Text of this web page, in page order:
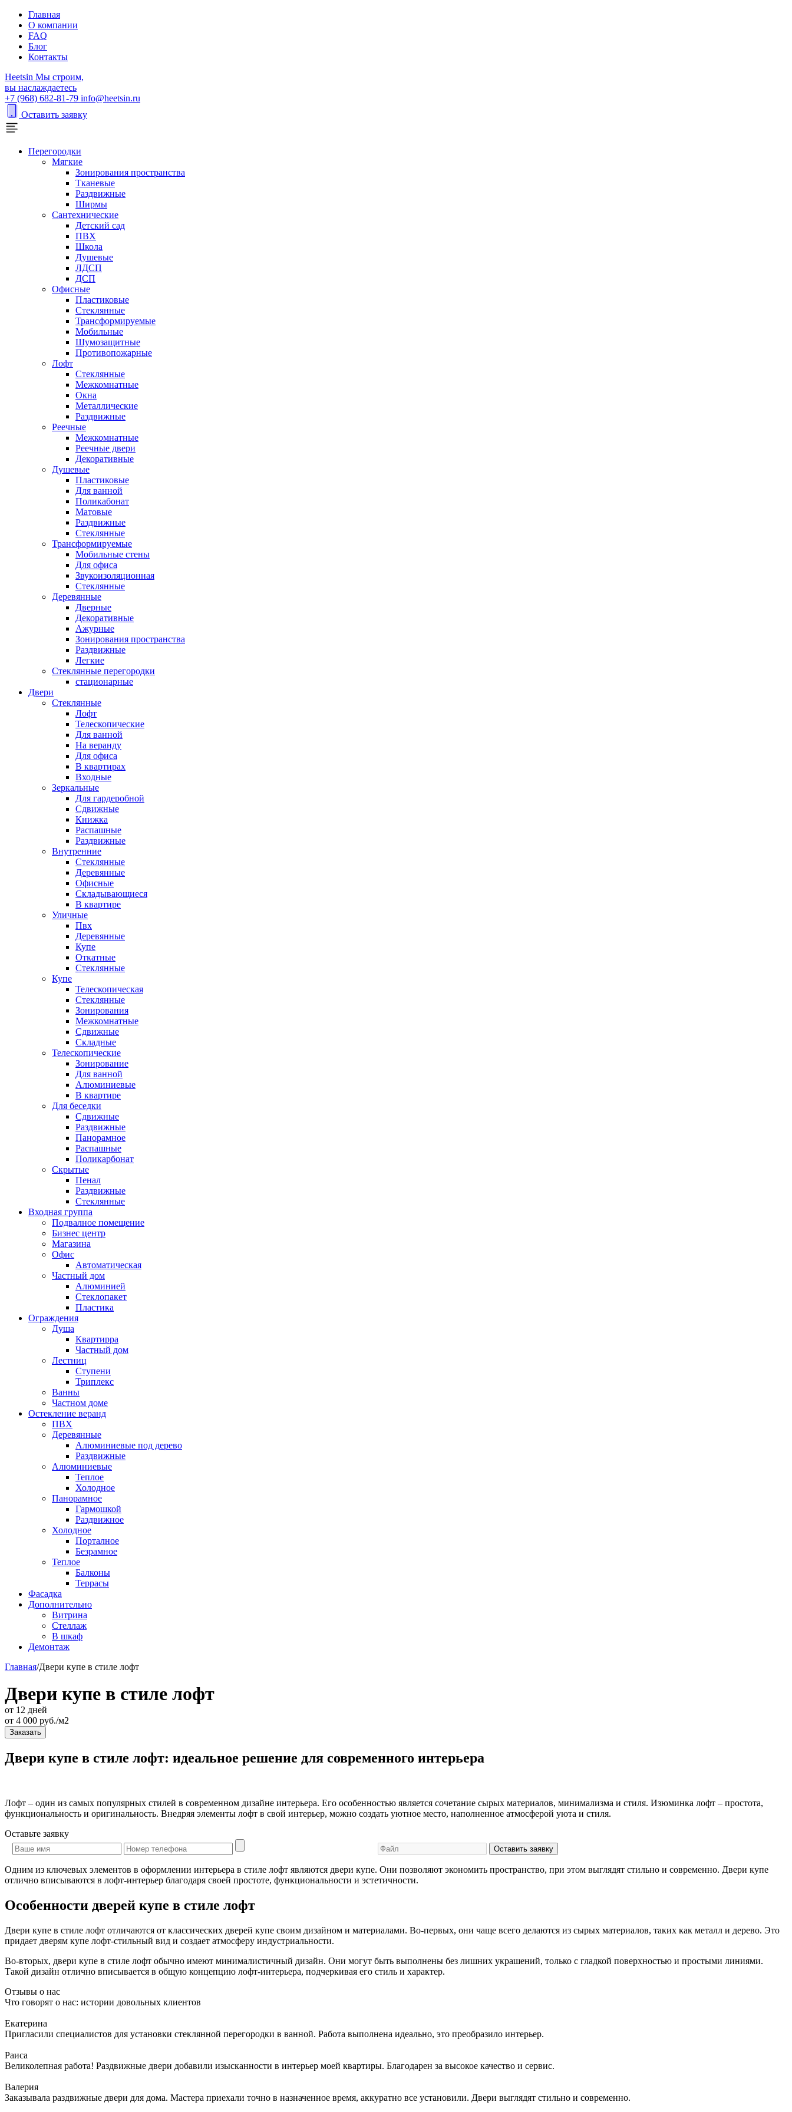
Главная
О компании
FAQ
Блог
Контакты
Heetsin Мы строим,
вы наслаждаетесь
+7 (968) 682-81-79 info@heetsin.ru
Оставить заявку
Перегородки
Мягкие
Зонирования пространства
Тканевые
Раздвижные
Ширмы
Сантехнические
Детский сад
ПВХ
Школа
Душевые
ЛДСП
ДСП
Офисные
Пластиковые
Стеклянные
Трансформируемые
Мобильные
Шумозащитные
Противопожарные
Лофт
Стеклянные
Межкомнатные
Окна
Металлические
Раздвижные
Реечные
Межкомнатные
Реечные двери
Декоративные
Душевые
Пластиковые
Для ванной
Поликабонат
Матовые
Раздвижные
Стеклянные
Трансформируемые
Мобильные стены
Для офиса
Звукоизоляционная
Стеклянные
Деревянные
Дверные
Декоративные
Ажурные
Зонирования пространства
Раздвижные
Легкие
Стеклянные перегородки
стационарные
Двери
Стеклянные
Лофт
Телескопические
Для ванной
На веранду
Для офиса
В квартирах
Входные
Зеркальные
Для гардеробной
Сдвижные
Книжка
Распашные
Раздвижные
Внутренние
Стеклянные
Деревянные
Офисные
Складывающиеся
В квартире
Уличные
Пвх
Деревянные
Купе
Откатные
Стеклянные
Купе
Телескопическая
Стеклянные
Зонирования
Межкомнатные
Сдвижные
Складные
Телескопические
Зонирование
Для ванной
Алюминиевые
В квартире
Для беседки
Сдвижные
Раздвижные
Панорамное
Распашные
Поликарбонат
Скрытые
Пенал
Раздвижные
Стеклянные
Входная группа
Подвалное помещение
Бизнес центр
Магазина
Офис
Автоматическая
Частный дом
Алюминией
Стеклопакет
Пластика
Ограждения
Душа
Квартирра
Частный дом
Лестниц
Ступени
Триплекс
Ванны
Частном доме
Остекление веранд
ПВХ
Деревянные
Алюминиевые под дерево
Раздвижные
Алюминиевые
Теплое
Холодное
Панорамное
Гармошкой
Раздвижное
Холодное
Порталное
Безрамное
Теплое
Балконы
Террасы
Фасадка
Дополнительно
Витрина
Стеллаж
В шкаф
Демонтаж
Главная/Двери купе в стиле лофт
Двери купе в стиле лофт
от 12 дней
от 4 000 руб./м2
Заказать
Двери купе в стиле лофт: идеальное решение для современного интерьера
Лофт – один из самых популярных стилей в современном дизайне интерьера. Его особенностью является сочетание сырых материалов, минимализма и стиля. Изюминка лофт – простота,
функциональность и оригинальность. Внедряя элементы лофт в свой интерьер, можно создать уютное место, наполненное атмосферой уюта и стиля.
Оставьте заявку
Оставить заявку
Одним из ключевых элементов в оформлении интерьера в стиле лофт являются двери купе. Они позволяют экономить пространство, при этом выглядят стильно и современно. Двери купе
отлично вписываются в лофт-интерьер благодаря своей простоте, функциональности и эстетичности.
Особенности дверей купе в стиле лофт
Двери купе в стиле лофт отличаются от классических дверей купе своим дизайном и материалами. Во-первых, они чаще всего делаются из сырых материалов, таких как металл и дерево. Это
придает дверям купе лофт-стильный вид и создает атмосферу индустриальности.
Во-вторых, двери купе в стиле лофт обычно имеют минималистичный дизайн. Они могут быть выполнены без лишних украшений, только с гладкой поверхностью и простыми линиями.
Такой дизайн отлично вписывается в общую концепцию лофт-интерьера, подчеркивая его стиль и характер.
Отзывы о нас
Что говорят о нас: истории довольных клиентов
Екатерина
Пригласили специалистов для установки стеклянной перегородки в ванной. Работа выполнена идеально, это преобразило интерьер.
Раиса
Великолепная работа! Раздвижные двери добавили изысканности в интерьер моей квартиры. Благодарен за высокое качество и сервис.
Валерия
Заказывала раздвижные двери для дома. Мастера приехали точно в назначенное время, аккуратно все установили. Двери выглядят стильно и современно.